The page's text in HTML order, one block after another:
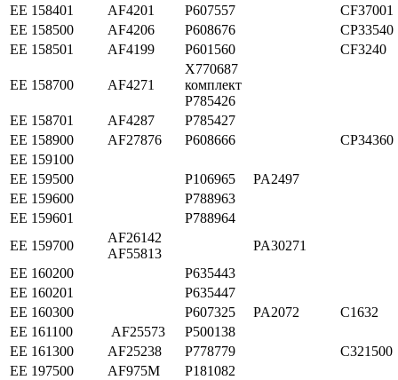
ЕЕ 158401
AF4201 P607557
CF37001
ЕЕ 158500
AF4206 P608676
CP33540
ЕЕ 158501
AF4199 P601560 CF3240
ЕЕ 158700 AF4271
X770687
комплект
P785426
ЕЕ 158701
AF4287
P785427
ЕЕ 158900
AF27876 P608666
CP34360
ЕЕ 159100
ЕЕ 159500
P106965
PA2497
ЕЕ 159600
P788963
ЕЕ 159601
P788964
ЕЕ 159700
AF26142
AF55813
PA30271
ЕЕ 160200
P635443
ЕЕ 160201
P635447
ЕЕ 160300
P607325 PA2072
C1632
ЕЕ 161100
AF25573
P500138
ЕЕ 161300
AF25238 P778779
C321500
ЕЕ 197500
AF975M
P181082